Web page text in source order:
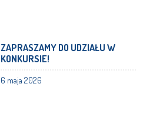
ZAPRASZAMY DO UDZIAŁU W
KONKURSIE!
6 maja 2026